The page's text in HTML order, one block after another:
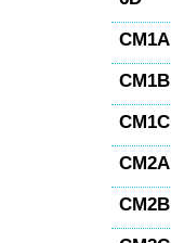
CM1A
CM1B
CM1C
CM2A
CM2B